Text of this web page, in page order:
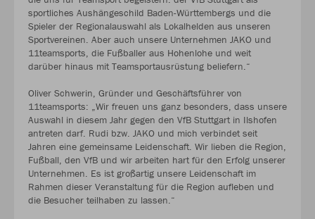
sportliches Aushängeschild Baden-Württembergs und die
Spieler der Regionalauswahl als Lokalhelden aus unseren
Sportvereinen. Aber auch unsere Unternehmen JAKO und
11teamsports, die Fußballer aus Hohenlohe und weit
darüber hinaus mit Teamsportausrüstung beliefern.“
Oliver Schwerin, Gründer und Geschäftsführer von
11teamsports: „Wir freuen uns ganz besonders, dass unsere
Auswahl in diesem Jahr gegen den VfB Stuttgart in Ilshofen
antreten darf. Rudi bzw. JAKO und mich verbindet seit
Jahren eine gemeinsame Leidenschaft. Wir lieben die Region,
Fußball, den VfB und wir arbeiten hart für den Erfolg unserer
Unternehmen. Es ist großartig unsere Leidenschaft im
Rahmen dieser Veranstaltung für die Region aufleben und
die Besucher teilhaben zu lassen.“